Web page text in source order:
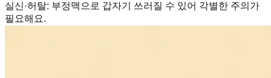
실신·허탈: 부정맥으로 갑자기 쓰러질 수 있어 각별한 주의가
필요해요.